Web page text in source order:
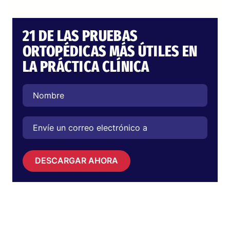
21 DE LAS PRUEBAS
ORTOPÉDICAS MÁS ÚTILES EN
LA PRÁCTICA CLÍNICA
DESCARGAR AHORA